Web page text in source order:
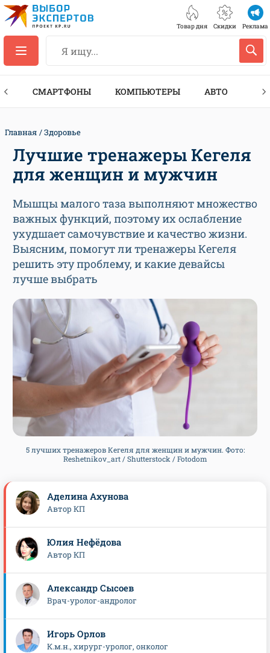
Товар дня Скидки Реклама
СМАРТФОНЫ КОМПЬЮТЕРЫ АВТО
Главная Здоровье
Лучшие тренажеры Кегеля
для женщин и мужчин
Мышцы малого таза выполняют множество
важных функций, поэтому их ослабление
ухудшает самочувствие и качество жизни.
Выясним, помогут ли тренажеры Кегеля
решить эту проблему, и какие девайсы
лучше выбрать
5 лучших тренажеров Кегеля для женщин и мужчин. Фото:
Reshetnikov_art / Shutterstock / Fotodom
Аделина Ахунова
Автор КП
Юлия Нефёдова
Автор КП
Александр Сысоев
Врач-уролог-андролог
Игорь Орлов
К.м.н., хирург-уролог, онколог